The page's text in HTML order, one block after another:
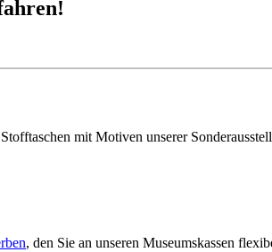
mit Motiven unserer
, den Sie an unseren Museumskassen